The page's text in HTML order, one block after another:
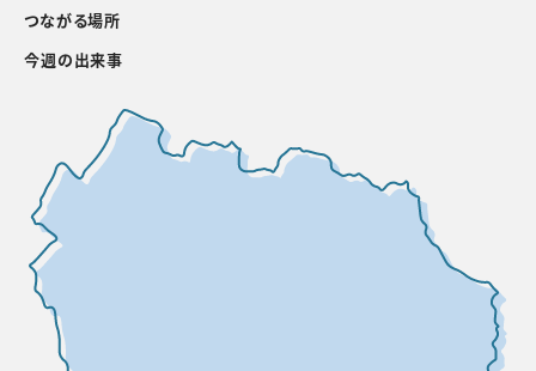
つながる場所
今週の出来事